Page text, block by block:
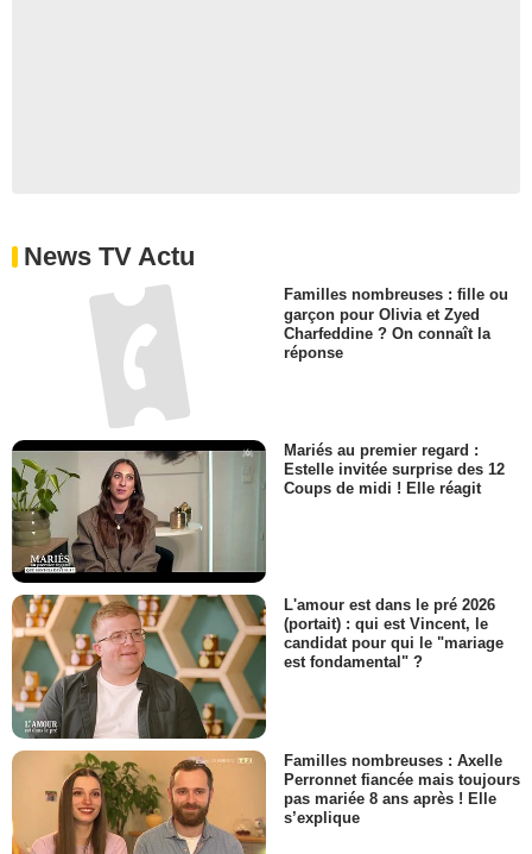
News TV Actu
Familles nombreuses : fille ou
garçon pour Olivia et Zyed
Charfeddine ? On connaît la
réponse
Mariés au premier regard :
Estelle invitée surprise des 12
Coups de midi ! Elle réagit
L'amour est dans le pré 2026
(portait) : qui est Vincent, le
candidat pour qui le "mariage
est fondamental" ?
Familles nombreuses : Axelle
Perronnet fiancée mais toujours
pas mariée 8 ans après ! Elle
s’explique